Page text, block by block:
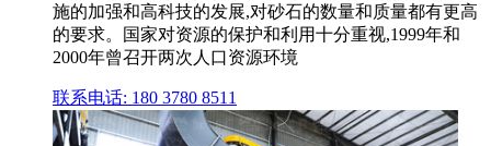
施的加强和高科技的发展,对砂石的数量和质量都有更高
的要求。国家对资源的保护和利用十分重视,1999年和
2000年曾召开两次人口资源环境
联系电话: 180 3780 8511